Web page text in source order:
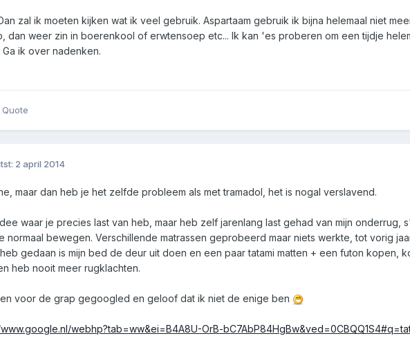
zal ik moeten kijken wat ik veel gebruik. Aspartaam gebruik ik bijna helemaal niet
dan weer zin in boerenkool of erwtensoep etc... Ik kan 'es proberen om een tijdje
Ga ik over nadenken.
Quote
2 april 2014
maar dan heb je het zelfde probleem als met tramadol, het is nogal verslavend.
waar je precies last van heb, maar heb zelf jarenlang last gehad van mijn
normaal bewegen. Verschillende matrassen geprobeerd maar niets werkte, tot vorig
gedaan is mijn bed de deur uit doen en een paar tatami matten + een futon kopen,
heb nooit meer rugklachten.
voor de grap gegoogled en geloof dat ik niet de enige ben
webhp?tab=ww&ei=B4A8U-OrB-